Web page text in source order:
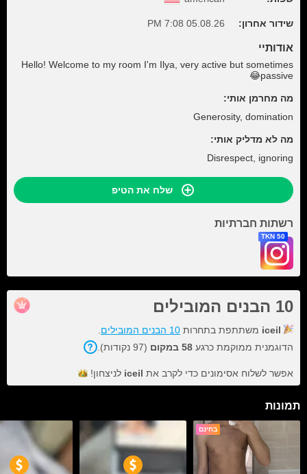
שידור אחרון: 05.08.26 7:08 PM
אודותיי
Hello! Welcome to my room I'm Ilya, very active but sometimes
passive😂
מה מחרמן אותי:
Generosity, domination
מה לא מדליק אותי:
Disrespect, ignoring
שלח את הטיפ
רשתות חברתיות
50 TKN
10 הבנים המובילים
iceil משתתפת בתחרות 10 הבנים המובילים
הדוגמנית ממוקמת כרגע 58 במקום (97 נקודות).
אפשר לשלוח אסימונים כדי לקרב את iceil לניצחון!
תמונות
בחינם